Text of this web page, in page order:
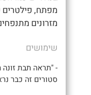
מפתח,
מזרונים
שימושים
- "תראה תבת
סטורים זה כבר